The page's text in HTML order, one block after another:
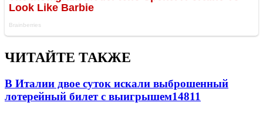
ЧИТАЙТЕ ТАКЖЕ
В Италии двое суток искали выброшенный
лотерейный билет с выигрышем14811